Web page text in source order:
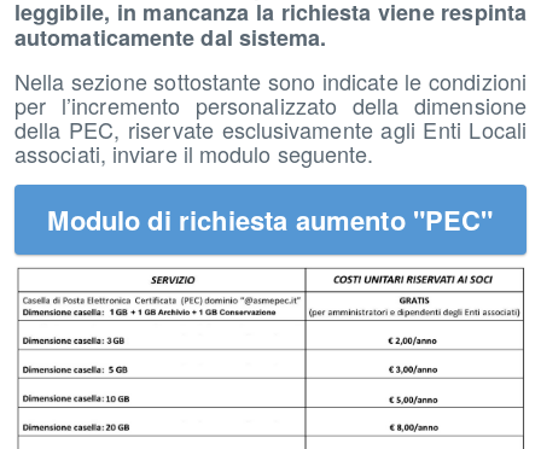
leggibile, in mancanza la richiesta viene respinta
automaticamente dal sistema.
Nella sezione sottostante sono indicate le condizioni
per l’incremento personalizzato della dimensione
della PEC, riservate esclusivamente agli Enti Locali
associati, inviare il modulo seguente.
Modulo di richiesta aumento "PEC"